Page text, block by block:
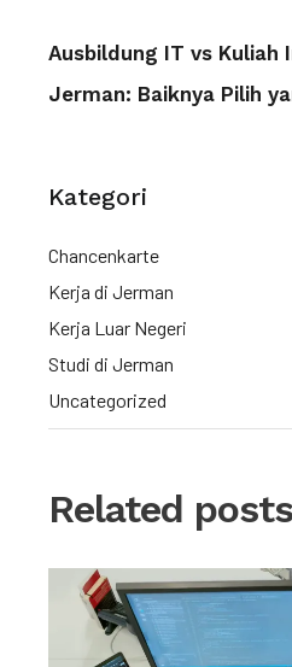
Ausbildung IT vs
Jerman: Baiknya Pilih
Kategori
Chancenkarte
Kerja di Jerman
Kerja Luar Negeri
Studi di Jerman
Uncategorized
Related posts